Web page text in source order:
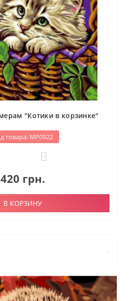
"Котики в корзинке"
товара: МР0922
420 грн.
В КОРЗИНУ